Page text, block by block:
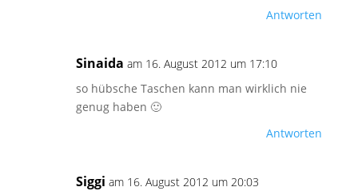
Antworten
Sinaida am 16. August 2012 um 17:10
so hübsche Taschen kann man wirklich nie
genug haben 🙂
Antworten
Siggi am 16. August 2012 um 20:03